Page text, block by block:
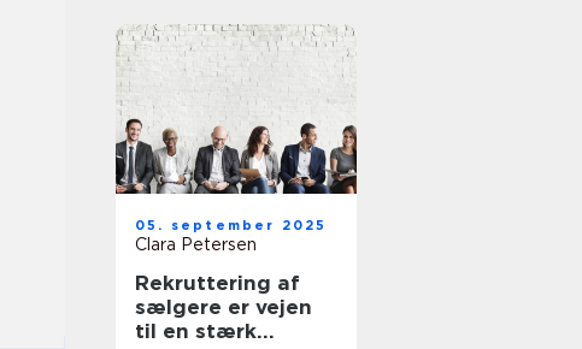
05. september 2025
Clara Petersen
Rekruttering af
sælgere er vejen
til en stærk